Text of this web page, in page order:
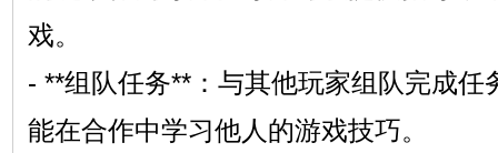
戏。
- **组队任务**：与其他玩家组队完成任
能在合作中学习他人的游戏技巧。